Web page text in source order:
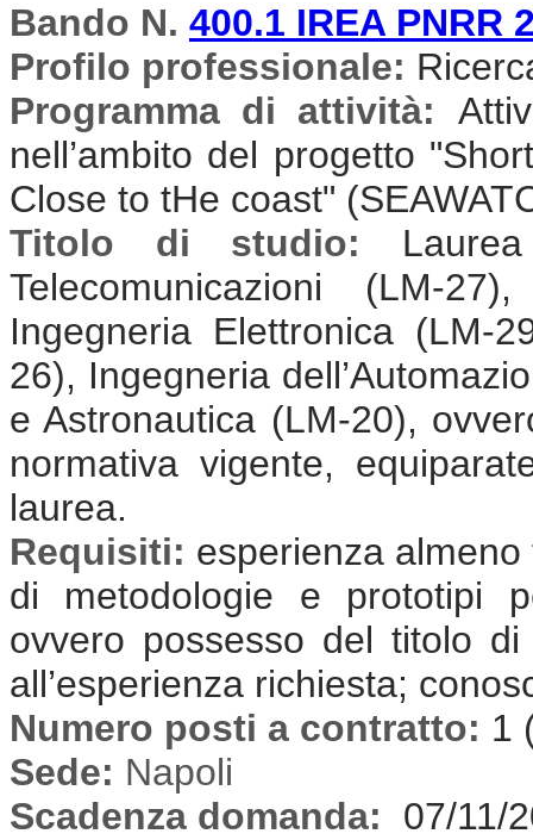
Bando N. 400.1 IREA PNRR
Profilo professionale:
Programma di attività:
nell’ambito del progetto
Close to tHe coast"
Titolo di studio:
Telecomunicazioni (LM-
Ingegneria Elettronica (LM-
26), Ingegneria
e Astronautica (LM-20),
normativa vigente,
laurea.
Requisiti: esperienza
di metodologie e prototipi
ovvero possesso del titolo
all’esperienza richiesta;
Numero posti a contratto: 1
Sede: Napoli
Scadenza domanda:
07/11/